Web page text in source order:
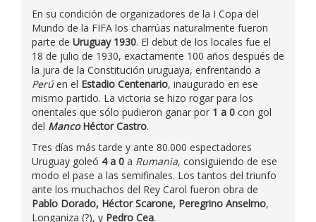
En su condición de organizadores de la I Copa del
Mundo de la FIFA los charrúas naturalmente fueron
parte de Uruguay 1930. El debut de los locales fue el
18 de julio de 1930, exactamente 100 años después de
la jura de la Constitución uruguaya, enfrentando a
Perú en el Estadio Centenario, inaugurado en ese
mismo partido. La victoria se hizo rogar para los
orientales que sólo pudieron ganar por 1 a 0 con gol
del MancoHéctor Castro.
Tres días más tarde y ante 80.000 espectadores
Uruguay goleó 4 a 0 a Rumania, consiguiendo de ese
modo el pase a las semifinales. Los tantos del triunfo
ante los muchachos del Rey Carol fueron obra de
Pablo Dorado, Héctor Scarone, Peregrino Anselmo,
Longaniza (?), y Pedro Cea.